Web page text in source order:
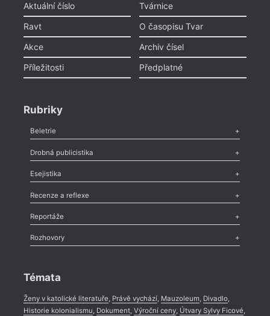
Aktuální číslo
Ravt
Akce
Příležitosti
Tvárnice
O časopisu Tvar
Archiv čísel
Předplatné
Rubriky
Beletrie
Poezie,Próza,Dokumenty
Drobná publicistika
Odlesk
Nekrolog,Glosa,Sloupek,Pozvánka,Literární soutěž,
Esejistika
Esej , Pádlo,Úvaha
Recenze a reflexe
Recenze
Méně slov o próze,Celá rubrika
Reportáže
Literární zítřky
Celá rubrika
Rozhovory
Témata
Ženy v katolické literatuře, Právě vychází, Mauzoleum, Divadlo,
Historie kolonialismu, Dokument, Výroční ceny, Útvary Sylvy Ficové,